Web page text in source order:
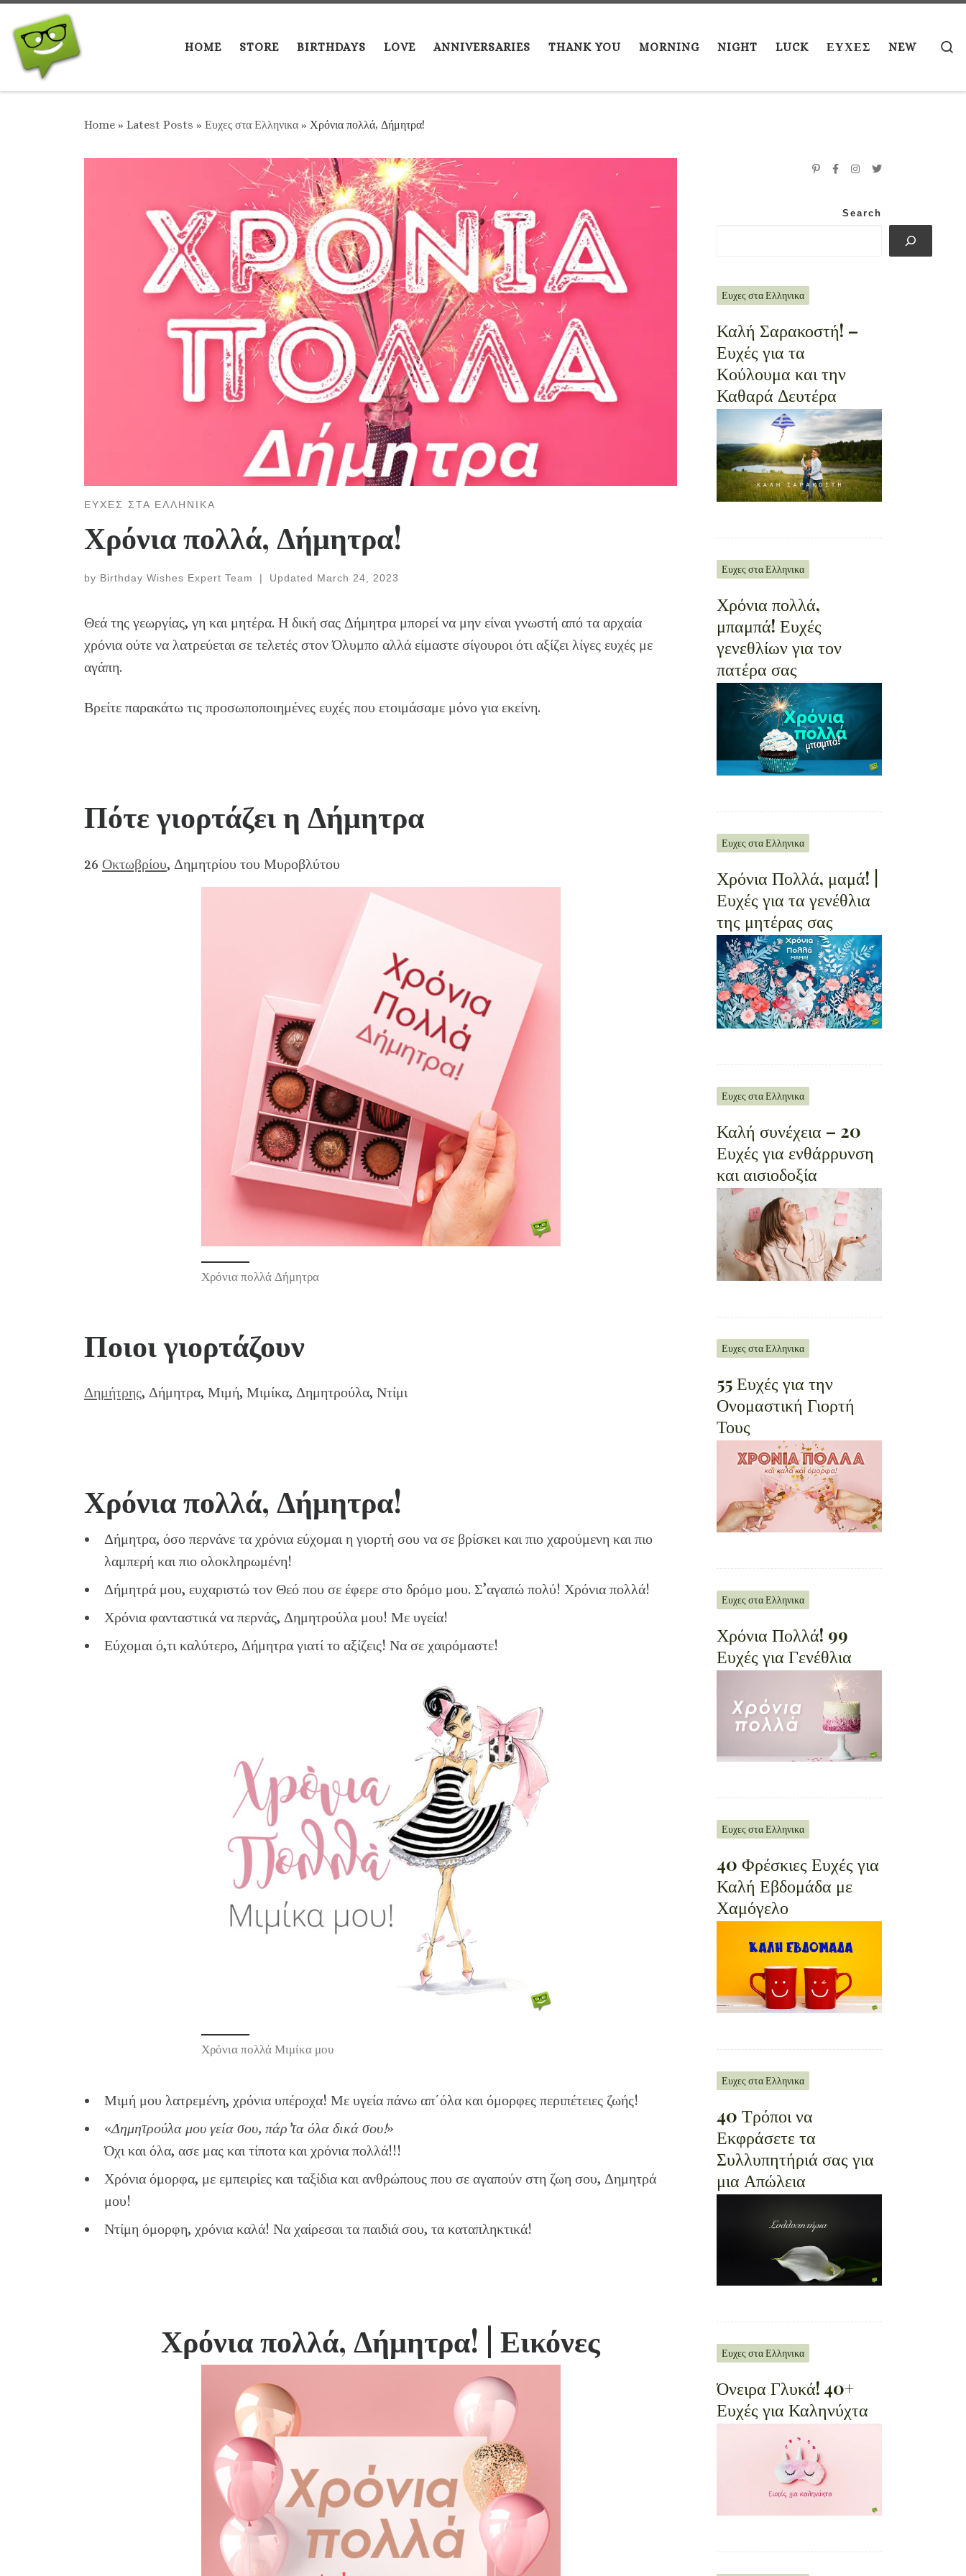
Skip to content
HOME
STORE BIRTHDAYS LOVE ANNIVERSARIES THANK YOU MORNING NIGHT LUCK ΕΥΧΕΣ NEW
Home » Latest Posts » Ευχες στα Ελληνικα » Χρόνια πολλά, Δήμητρα!
ΕΥΧΕΣ ΣΤΑ ΕΛΛΗΝΙΚΑ
Χρόνια πολλά, Δήμητρα!
by Birthday Wishes Expert Team | Updated March 24, 2023
Θεά της γεωργίας, γη και μητέρα. Η δική σας Δήμητρα μπορεί να μην είναι γνωστή από τα αρχαία
χρόνια ούτε να λατρεύεται σε τελετές στον Όλυμπο αλλά είμαστε σίγουροι ότι αξίζει λίγες ευχές με
αγάπη.
Βρείτε παρακάτω τις προσωποποιημένες ευχές που ετοιμάσαμε μόνο για εκείνη.
Πότε γιορτάζει η Δήμητρα
26 Οκτωβρίου, Δημητρίου του Μυροβλύτου
Χρόνια πολλά Δήμητρα
Ποιοι γιορτάζουν
Δημήτρης, Δήμητρα, Μιμή, Μιμίκα, Δημητρούλα, Ντίμι
Χρόνια πολλά, Δήμητρα!
Δήμητρα, όσο περνάνε τα χρόνια εύχομαι η γιορτή σου να σε βρίσκει και πιο χαρούμενη και πιο
λαμπερή και πιο ολοκληρωμένη!
Δήμητρά μου, ευχαριστώ τον Θεό που σε έφερε στο δρόμο μου. Σ’αγαπώ πολύ! Χρόνια πολλά!
Χρόνια φανταστικά να περνάς, Δημητρούλα μου! Με υγεία!
Εύχομαι ό,τι καλύτερο, Δήμητρα γιατί το αξίζεις! Να σε χαιρόμαστε!
Χρόνια πολλά Μιμίκα μου
Μιμή μου λατρεμένη, χρόνια υπέροχα! Με υγεία πάνω απ΄όλα και όμορφες περιπέτειες ζωής!
«Δημητρούλα μου γεία σου, πάρ’τα όλα δικά σου!»
Όχι και όλα, ασε μας και τίποτα και χρόνια πολλά!!!
Χρόνια όμορφα, με εμπειρίες και ταξίδια και ανθρώπους που σε αγαπούν στη ζωη σου, Δημητρά
μου!
Ντίμη όμορφη, χρόνια καλά! Να χαίρεσαι τα παιδιά σου, τα καταπληκτικά!
Χρόνια πολλά, Δήμητρα! | Εικόνες
Search
Ευχες στα Ελληνικα
Καλή Σαρακοστή! –
Ευχές για τα
Κούλουμα και την
Καθαρά Δευτέρα
Ευχες στα Ελληνικα
Χρόνια πολλά,
μπαμπά! Ευχές
γενεθλίων για τον
πατέρα σας
Ευχες στα Ελληνικα
Χρόνια Πολλά, μαμά! |
Ευχές για τα γενέθλια
της μητέρας σας
Ευχες στα Ελληνικα
Καλή συνέχεια – 20
Ευχές για ενθάρρυνση
και αισιοδοξία
Ευχες στα Ελληνικα
55 Ευχές για την
Ονομαστική Γιορτή
Τους
Ευχες στα Ελληνικα
Χρόνια Πολλά! 99
Ευχές για Γενέθλια
Ευχες στα Ελληνικα
40 Φρέσκιες Ευχές για
Καλή Εβδομάδα με
Χαμόγελο
Ευχες στα Ελληνικα
40 Τρόποι να
Εκφράσετε τα
Συλλυπητήριά σας για
μια Απώλεια
Ευχες στα Ελληνικα
Όνειρα Γλυκά! 40+
Ευχές για Καληνύχτα